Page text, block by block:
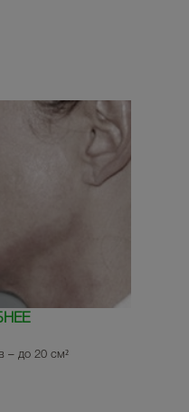
– до 20 см²